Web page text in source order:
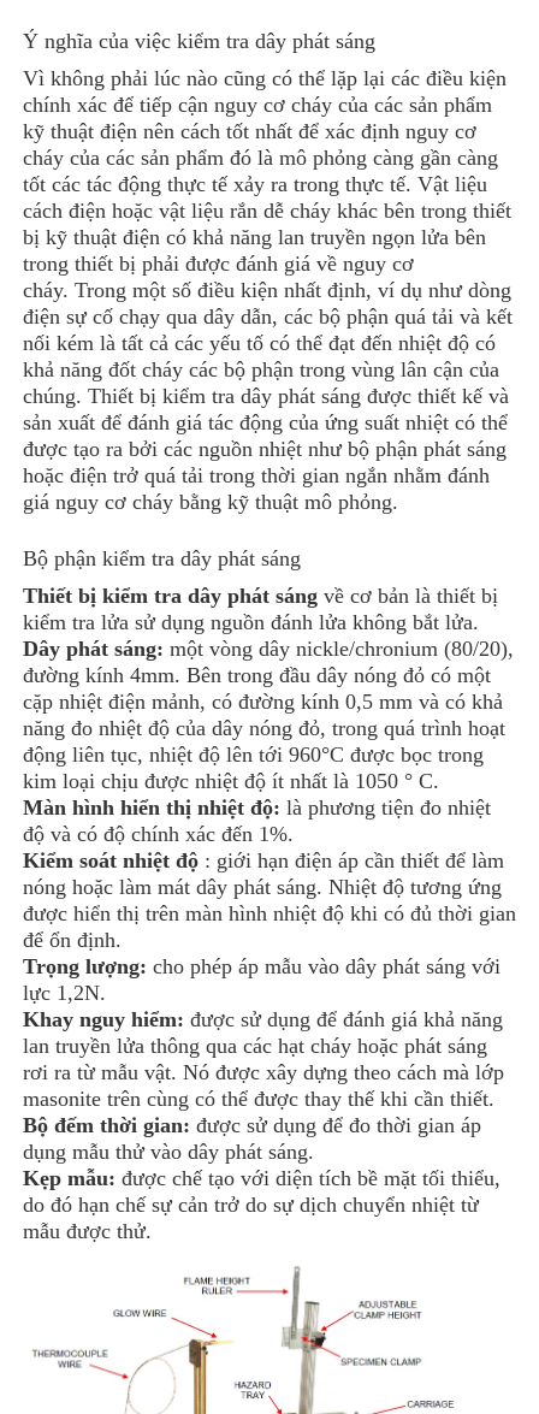
Ý nghĩa của việc kiểm tra dây phát sáng
Vì không phải lúc nào cũng có thể lặp lại các điều kiện
chính xác để tiếp cận nguy cơ cháy của các sản phẩm
kỹ thuật điện nên cách tốt nhất để xác định nguy cơ
cháy của các sản phẩm đó là mô phỏng càng gần càng
tốt các tác động thực tế xảy ra trong thực tế. Vật liệu
cách điện hoặc vật liệu rắn dễ cháy khác bên trong thiết
bị kỹ thuật điện có khả năng lan truyền ngọn lửa bên
trong thiết bị phải được đánh giá về nguy cơ
cháy. Trong một số điều kiện nhất định, ví dụ như dòng
điện sự cố chạy qua dây dẫn, các bộ phận quá tải và kết
nối kém là tất cả các yếu tố có thể đạt đến nhiệt độ có
khả năng đốt cháy các bộ phận trong vùng lân cận của
chúng. Thiết bị kiểm tra dây phát sáng được thiết kế và
sản xuất để đánh giá tác động của ứng suất nhiệt có thể
được tạo ra bởi các nguồn nhiệt như bộ phận phát sáng
hoặc điện trở quá tải trong thời gian ngắn nhằm đánh
giá nguy cơ cháy bằng kỹ thuật mô phỏng.
Bộ phận kiểm tra dây phát sáng
Thiết bị kiểm tra dây phát sángvề cơ bản là thiết bị
kiểm tra lửa sử dụng nguồn đánh lửa không bắt lửa.
Dây phát sáng: một vòng dây nickle/chronium (80/20),
đường kính 4mm. Bên trong đầu dây nóng đỏ có một
cặp nhiệt điện mảnh, có đường kính 0,5 mm và có khả
năng đo nhiệt độ của dây nóng đỏ, trong quá trình hoạt
động liên tục, nhiệt độ lên tới 960°C được bọc trong
kim loại chịu được nhiệt độ ít nhất là 1050 ° C.
Màn hình hiển thị nhiệt độ: là phương tiện đo nhiệt
độ và có độ chính xác đến 1%.
Kiểm soát nhiệt độ: giới hạn điện áp cần thiết để làm
nóng hoặc làm mát dây phát sáng. Nhiệt độ tương ứng
được hiển thị trên màn hình nhiệt độ khi có đủ thời gian
để ổn định.
Trọng lượng: cho phép áp mẫu vào dây phát sáng với
lực 1,2N.
Khay nguy hiểm: được sử dụng để đánh giá khả năng
lan truyền lửa thông qua các hạt cháy hoặc phát sáng
rơi ra từ mẫu vật. Nó được xây dựng theo cách mà lớp
masonite trên cùng có thể được thay thế khi cần thiết.
Bộ đếm thời gian: được sử dụng để đo thời gian áp
dụng mẫu thử vào dây phát sáng.
Kẹp mẫu: được chế tạo với diện tích bề mặt tối thiểu,
do đó hạn chế sự cản trở do sự dịch chuyển nhiệt từ
mẫu được thử.